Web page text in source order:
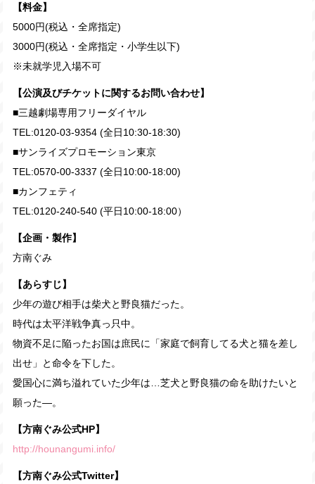
【料金】
5000円(税込・全席指定)
3000円(税込・全席指定・小学生以下)
※未就学児入場不可
【公演及びチケットに関するお問い合わせ】
■三越劇場専用フリーダイヤル
TEL:0120-03-9354 (全日10:30-18:30)
■サンライズプロモーション東京
TEL:0570-00-3337 (全日10:00-18:00)
■カンフェティ
TEL:0120-240-540 (平日10:00-18:00）
【企画・製作】
方南ぐみ
【あらすじ】
少年の遊び相手は柴犬と野良猫だった。
時代は太平洋戦争真っ只中。
物資不足に陥ったお国は庶民に「家庭で飼育してる犬と猫を差し
出せ」と命令を下した。
愛国心に満ち溢れていた少年は…芝犬と野良猫の命を助けたいと
願った―。
【方南ぐみ公式HP】
http://hounangumi.info/
【方南ぐみ公式Twitter】